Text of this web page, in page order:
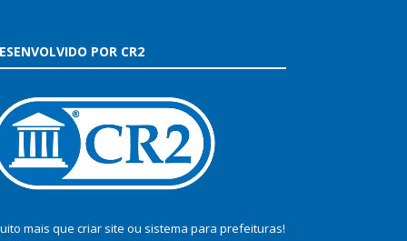
POR CR2
mais que criar site ou sistema para prefeituras!